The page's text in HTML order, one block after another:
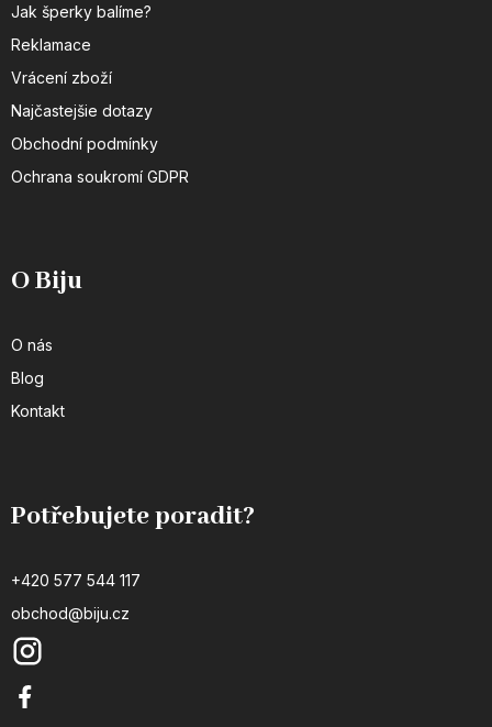
Jak šperky balíme?
Reklamace
Vrácení zboží
Najčastejšie dotazy
Obchodní podmínky
Ochrana soukromí GDPR
O Biju
O nás
Blog
Kontakt
Potřebujete poradit?
+420 577 544 117
obchod@biju.cz